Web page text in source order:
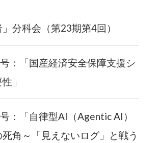
」分科会（第23期第4回）
：「国産経済安全保障支援シ
」
：「自律型AI（Agentic AI）
角～「見えないログ」と戦う